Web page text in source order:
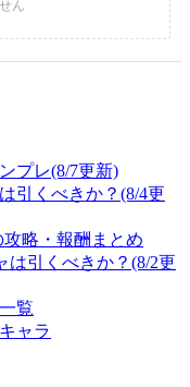
プレ(8/7更新)
引くべきか？(8/4更
略・報酬まとめ
は引くべきか？(8/2更
覧
ャラ